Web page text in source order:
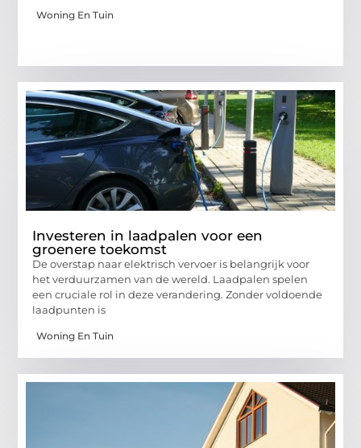
Woning En Tuin
Investeren in laadpalen voor een
groenere toekomst
De overstap naar elektrisch vervoer is belangrijk voor
het verduurzamen van de wereld. Laadpalen spelen
een cruciale rol in deze verandering. Zonder voldoende
laadpunten is
Woning En Tuin